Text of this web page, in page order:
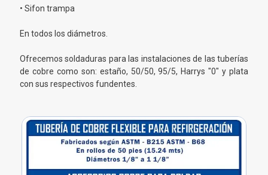
• Sifon trampa
En todos los diámetros.
Ofrecemos soldaduras para las instalaciones de las tuberías
de cobre como son: estaño, 50/50, 95/5, Harrys "0" y plata
con sus respectivos fundentes.